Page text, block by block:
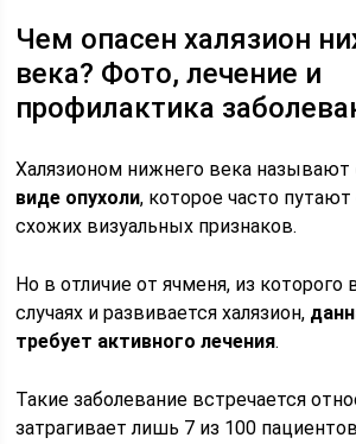
Чем опасен халязион
века? Фото, лечение и
профилактика
Халязионом нижнего века называют
виде опухоли, которое часто
схожих визуальных признаков.
Но в отличие от ячменя, из которого
случаях и развивается халязион,
требует активного лечения.
Такие заболевание встречается
затрагивает лишь 7 из 100